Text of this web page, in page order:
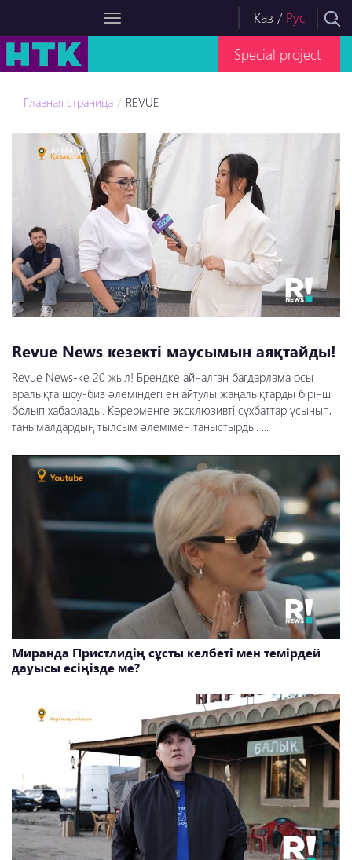
Каз / Рус
Special project
Главная страница REVUE
Revue News кезекті маусымын аяқтайды!
Revue News-ке 20 жыл! Брендке айналған бағдарлама осы
аралықта шоу-биз әлеміндегі ең айтулы жаңалықтарды бірінші
болып хабарлады. Көрерменге эксклюзивті сұхбаттар ұсынып,
танымалдардың тылсым әлемімен таныстырды. ...
Миранда Пристлидің сұсты келбеті мен темірдей
дауысы есіңізде ме?